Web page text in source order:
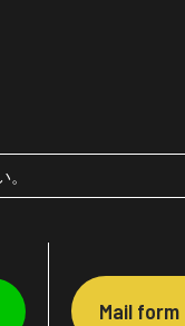
Mail form